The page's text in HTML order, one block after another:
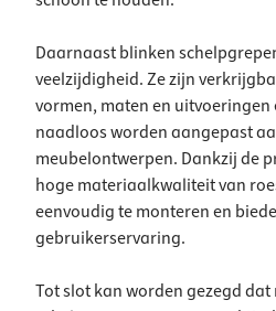
Daarnaast blinken
veelzijdigheid. Ze zijn
vormen, maten en
naadloos worden aangepast
meubelontwerpen. Dankzij de
hoge materiaalkwaliteit van
eenvoudig te monteren en
gebruikerservaring.
Tot slot kan worden gezegd